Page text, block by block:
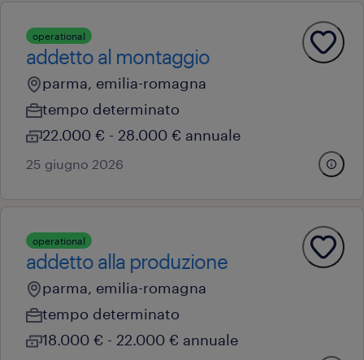
operational
addetto al montaggio
parma, emilia-romagna
tempo determinato
22.000 € - 28.000 € annuale
25 giugno 2026
operational
addetto alla produzione
parma, emilia-romagna
tempo determinato
18.000 € - 22.000 € annuale